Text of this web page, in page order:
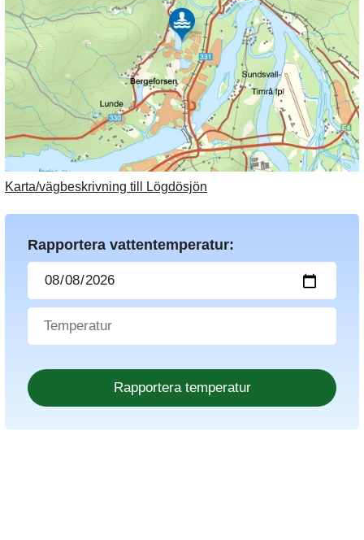
Karta/vägbeskrivning till Lögdösjön
Rapportera vattentemperatur: